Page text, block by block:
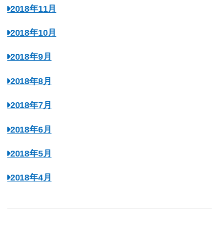
2018年11月
2018年10月
2018年9月
2018年8月
2018年7月
2018年6月
2018年5月
2018年4月